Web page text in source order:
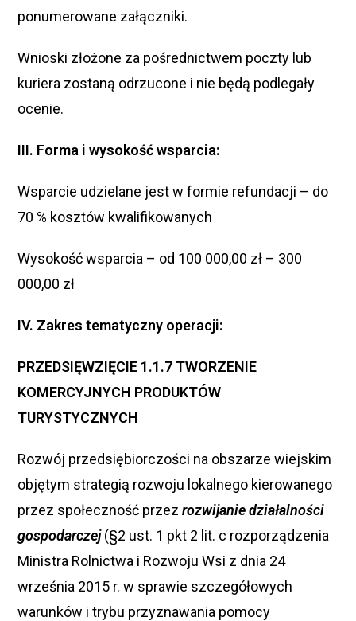
ponumerowane załączniki.
Wnioski złożone za pośrednictwem poczty lub
kuriera zostaną odrzucone i nie będą podlegały
ocenie.
III. Forma i wysokość wsparcia:
Wsparcie udzielane jest w formie refundacji – do
70 % kosztów kwalifikowanych
Wysokość wsparcia – od 100 000,00 zł – 300
000,00 zł
IV. Zakres tematyczny operacji:
PRZEDSIĘWZIĘCIE 1.1.7 TWORZENIE
KOMERCYJNYCH PRODUKTÓW
TURYSTYCZNYCH
Rozwój przedsiębiorczości na obszarze wiejskim
objętym strategią rozwoju lokalnego kierowanego
przez społeczność przezrozwijanie działalności
gospodarczej(§2 ust. 1 pkt 2 lit. c rozporządzenia
Ministra Rolnictwa i Rozwoju Wsi z dnia 24
września 2015 r. w sprawie szczegółowych
warunków i trybu przyznawania pomocy